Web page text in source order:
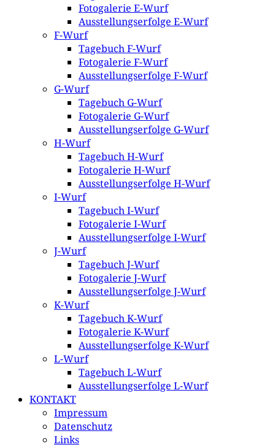
Fotogalerie E-Wurf
Ausstellungserfolge E-Wurf
F-Wurf
Tagebuch F-Wurf
Fotogalerie F-Wurf
Ausstellungserfolge F-Wurf
G-Wurf
Tagebuch G-Wurf
Fotogalerie G-Wurf
Ausstellungserfolge G-Wurf
H-Wurf
Tagebuch H-Wurf
Fotogalerie H-Wurf
Ausstellungserfolge H-Wurf
I-Wurf
Tagebuch I-Wurf
Fotogalerie I-Wurf
Ausstellungserfolge I-Wurf
J-Wurf
Tagebuch J-Wurf
Fotogalerie J-Wurf
Ausstellungserfolge J-Wurf
K-Wurf
Tagebuch K-Wurf
Fotogalerie K-Wurf
Ausstellungserfolge K-Wurf
L-Wurf
Tagebuch L-Wurf
Ausstellungserfolge L-Wurf
KONTAKT
Impressum
Datenschutz
Links